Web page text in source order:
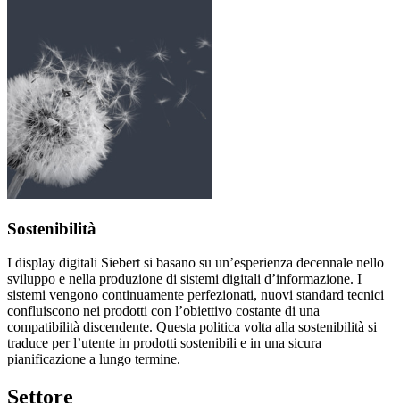
Sostenibilità
I display digitali Siebert si basano su un’esperienza decennale nello
sviluppo e nella produzione di sistemi digitali d’informazione. I
sistemi vengono continuamente perfezionati, nuovi standard tecnici
confluiscono nei prodotti con l’obiettivo costante di una
compatibilità discendente. Questa politica volta alla sostenibilità si
traduce per l’utente in prodotti sostenibili e in una sicura
pianificazione a lungo termine.
Settore